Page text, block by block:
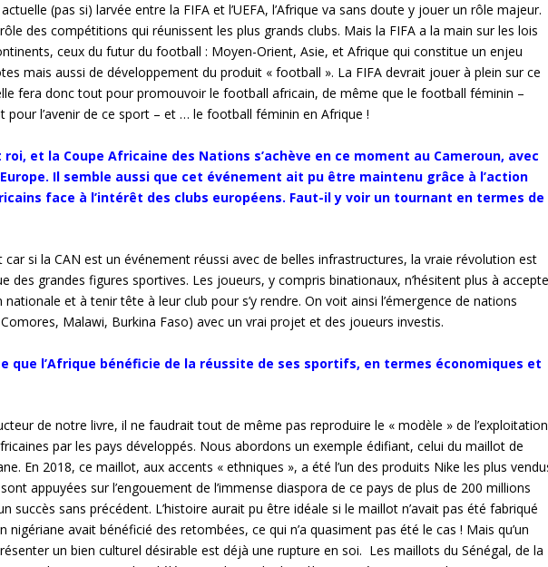
(pas si) larvée entre la FIFA et l’UEFA, l’Afrique va sans doute y jouer un rôle majeur.
des compétitions qui réunissent les plus grands clubs. Mais la FIFA a la main sur les lois
ceux du futur du football : Moyen-Orient, Asie, et Afrique qui constitue un enjeu
mais aussi de développement du produit « football ». La FIFA devrait jouer à plein sur ce
fera donc tout pour promouvoir le football africain, de même que le football féminin –
l’avenir de ce sport – et … le football féminin en Afrique !
et la Coupe Africaine des Nations s’achève en ce moment au Cameroun, avec
Il semble aussi que cet événement ait pu être maintenu grâce à l’action
face à l’intérêt des clubs européens. Faut-il y voir un tournant en termes de
si la CAN est un événement réussi avec de belles infrastructures, la vraie révolution est
des grandes figures sportives. Les joueurs, y compris binationaux, n’hésitent plus à
et à tenir tête à leur club pour s’y rendre. On voit ainsi l’émergence de nations
Malawi, Burkina Faso) avec un vrai projet et des joueurs investis.
que l’Afrique bénéficie de la réussite de ses sportifs, en termes économiques et
de notre livre, il ne faudrait tout de même pas reproduire le « modèle » de l’exploitation
par les pays développés. Nous abordons un exemple édifiant, celui du maillot de
En 2018, ce maillot, aux accents « ethniques », a été l’un des produits Nike les plus
appuyées sur l’engouement de l’immense diaspora de ce pays de plus de 200 millions
succès sans précédent. L’histoire aurait pu être idéale si le maillot n’avait pas été fabriqué
nigériane avait bénéficié des retombées, ce qui n’a quasiment pas été le cas ! Mais qu’un
un bien culturel désirable est déjà une rupture en soi. Les maillots du Sénégal, de la